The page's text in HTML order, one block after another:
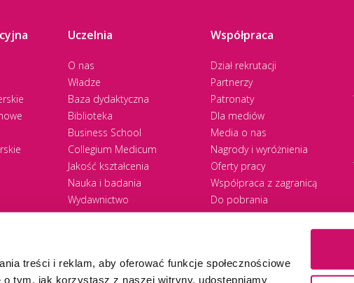
treści i reklam, aby oferować funkcje społecznościowe
tym, jak korzystasz z naszej witryny, udostępniamy
Uczelnia
O nas
Władze
Baza dydaktyczna
Biblioteka
Business School
Collegium Medicum
Jakość kształcenia
Nauka i badania
Wydawnictwo
Zrównoważony rozwój
Współpraca
Dział rekrutacji
Partnerzy
Patronaty
Dla mediów
Media o nas
Nagrody i wyróżnienia
Oferty pracy
Współpraca z zagranicą
Do pobrania
Ⓒ 2026